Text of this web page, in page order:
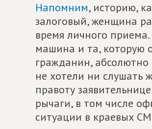
Напомним, историю,
залоговый, женщина
время личного приема.
машина и та, которую
гражданин,
не хотели ни слушать
правоту
рычаги, в том числе
ситуации в краевых